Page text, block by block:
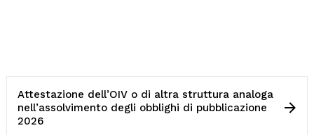
Attestazione dell’OIV o di altra struttura analoga
nell’assolvimento degli obblighi di pubblicazione
2026